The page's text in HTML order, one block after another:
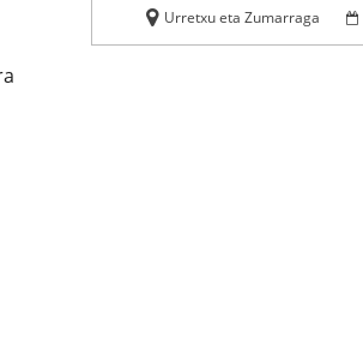
Urretxu eta Zumarraga